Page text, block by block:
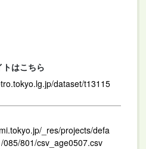
はこちら
dataset/t13115
_res/projects/defa
801/csv_age0507.csv